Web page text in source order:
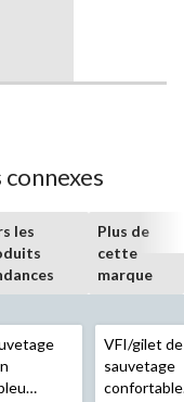
les
Plus de
cette
marque
VFI/gilet de
sauvetage
confortable